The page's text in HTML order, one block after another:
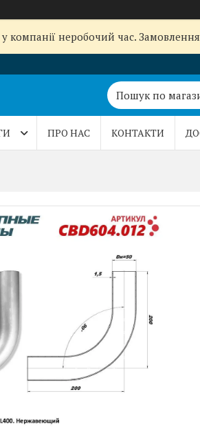
у компанії неробочий час.
ПРО НАС КОНТАКТИ